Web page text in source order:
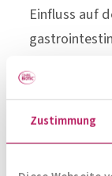
Zustimmung
hat
zu